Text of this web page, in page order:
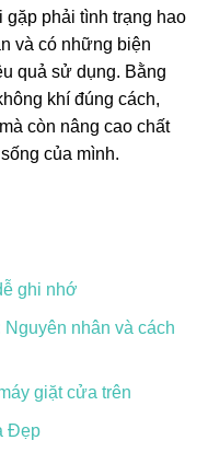
gặp phải tình trạng hao
và có những biện
quả sử dụng. Bằng
khí đúng cách,
còn nâng cao chất
của mình.
ghi nhớ
nhân và cách
giặt cửa trên
Đẹp